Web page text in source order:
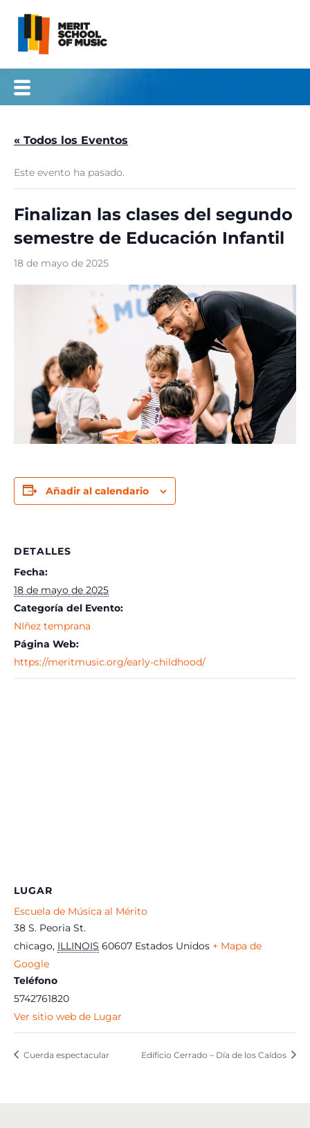
contenido
« Todos los Eventos
Este evento ha pasado.
Finalizan las clases del segundo
semestre de Educación Infantil
18 de mayo de 2025
Añadir al calendario
DETALLES
Fecha:
18 de mayo de 2025
Categoría del Evento:
NIñez temprana
Página Web:
https://meritmusic.org/early-childhood/
LUGAR
Escuela de Música al Mérito
38 S. Peoria St.
chicago, ILLINOIS 60607 Estados Unidos + Mapa de
Google
Teléfono
5742761820
Ver sitio web de Lugar
Cuerda espectacular Edificio Cerrado – Día de los Caídos